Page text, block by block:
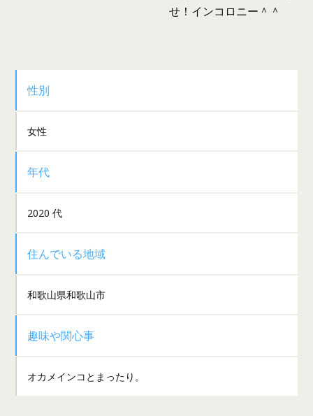
せ！インコロニー＾＾
性別
女性
年代
2020 代
住んでいる地域
和歌山県和歌山市
趣味や関心事
オカメインコとまったり。